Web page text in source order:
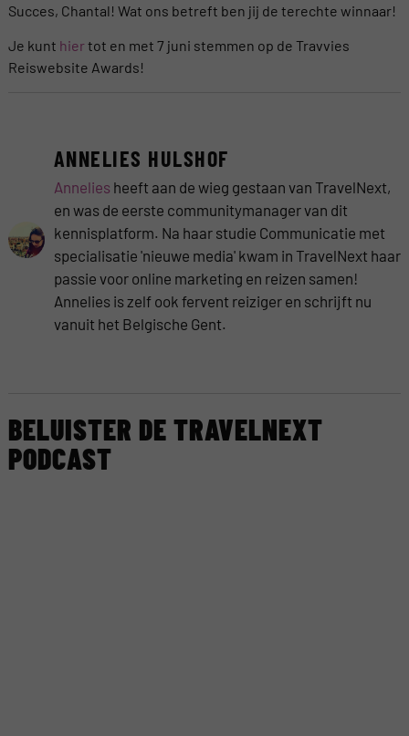
Succes, Chantal! Wat ons betreft ben jij de terechte winnaar!
Je kunt hiertot en met 7 juni stemmen op de Travvies
Reiswebsite Awards!
ANNELIES HULSHOF
Annelies heeft aan de wieg gestaan van TravelNext,
en was de eerste communitymanager van dit
kennisplatform. Na haar studie Communicatie met
specialisatie 'nieuwe media' kwam in TravelNext haar
passie voor online marketing en reizen samen!
Annelies is zelf ook fervent reiziger en schrijft nu
vanuit het Belgische Gent.
BELUISTER DE TRAVELNEXT
PODCAST